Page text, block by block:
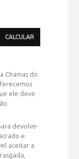
Chamas do
ele deve
devolve-
e
aceitar a